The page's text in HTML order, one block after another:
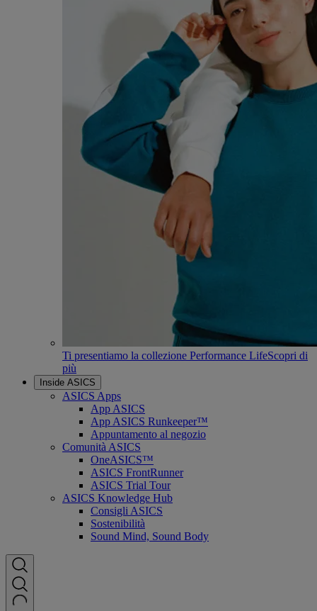
Ti presentiamo la collezione Performance LifeScopri di
più
Inside ASICS
ASICS Apps
App ASICS
App ASICS Runkeeper™
Appuntamento al negozio
Comunità ASICS
OneASICS™
ASICS FrontRunner
ASICS Trial Tour
ASICS Knowledge Hub
Consigli ASICS
Sostenibilità
Sound Mind, Sound Body